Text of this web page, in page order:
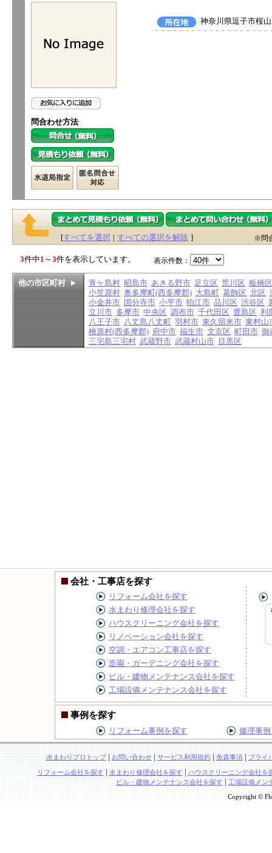
問合わせ方法
神奈川県逗子市桜
[すべてを選択 | すべての選択を解除 ] ※問
3件中1 ～3件を表示しています。 表示件数：
他の市区町村 青ヶ島村 昭島市 あきる野市 足立区 荒川区 板橋区
小笠原村 奥多摩町(西多摩郡) 大島町 葛飾区 北区
小金井市 国分寺市 小平市 狛江市 品川区 渋谷区
立川市 多摩市 中央区 調布市 千代田区 豊島区 利
八王子市 八丈島八丈町 羽村市 東久留米市 東村山
檜原村(西多摩郡) 府中市 福生市 文京区 町田市 御
三宅島三宅村 武蔵野市 武蔵村山市 目黒区
会社・工事店を探す
リフォーム会社を探す
水まわり修理会社を探す
ハウスクリーニング会社を探す
リノベーション会社を探す
空調・エアコン工事店を探す
造園・ガーデニング会社を探す
ビル・建物メンテナンス会社を探す
工場設備メンテナンス会社を探す
事例を探す
リフォーム事例を探す 修理事
水まわりプロトップ| お問い合わせ| サービス利用規約| 免責事項| プライ
リフォーム会社を探す | 水まわり修理会社を探す | ハウスクリーニング会社を
ビル・建物メンテナンス会社を探す| 工場設備メン
Copyright ©